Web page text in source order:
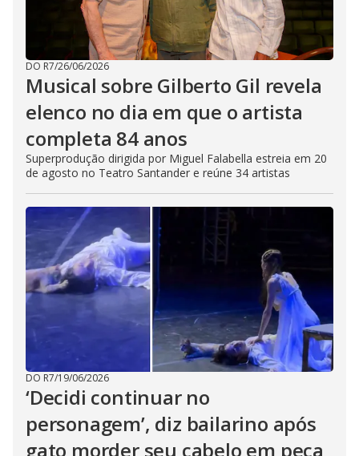
DO R7/26/06/2026
Musical sobre Gilberto Gil revela
elenco no dia em que o artista
completa 84 anos
Superprodução dirigida por Miguel Falabella estreia em 20
de agosto no Teatro Santander e reúne 34 artistas
DO R7/19/06/2026
‘Decidi continuar no
personagem’, diz bailarino após
gato morder seu cabelo em peça